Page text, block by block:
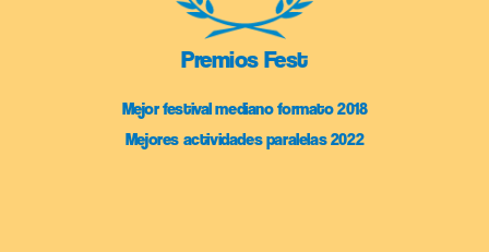
Premios Fest
Mejor festival mediano formato 2018
Mejores actividades paralelas 2022